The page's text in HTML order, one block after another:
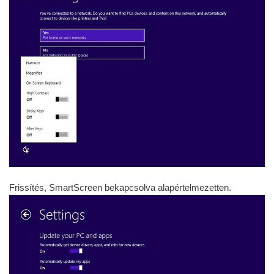
Frissítés, SmartScreen bekapcsolva alapértelmezetten.